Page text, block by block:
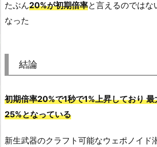
たぶん20%が初期倍率と言えるのではな
なった
結論
初期倍率20%で1秒で1%上昇しており
25%となっている
新生武器のクラフト可能なウェポノイド